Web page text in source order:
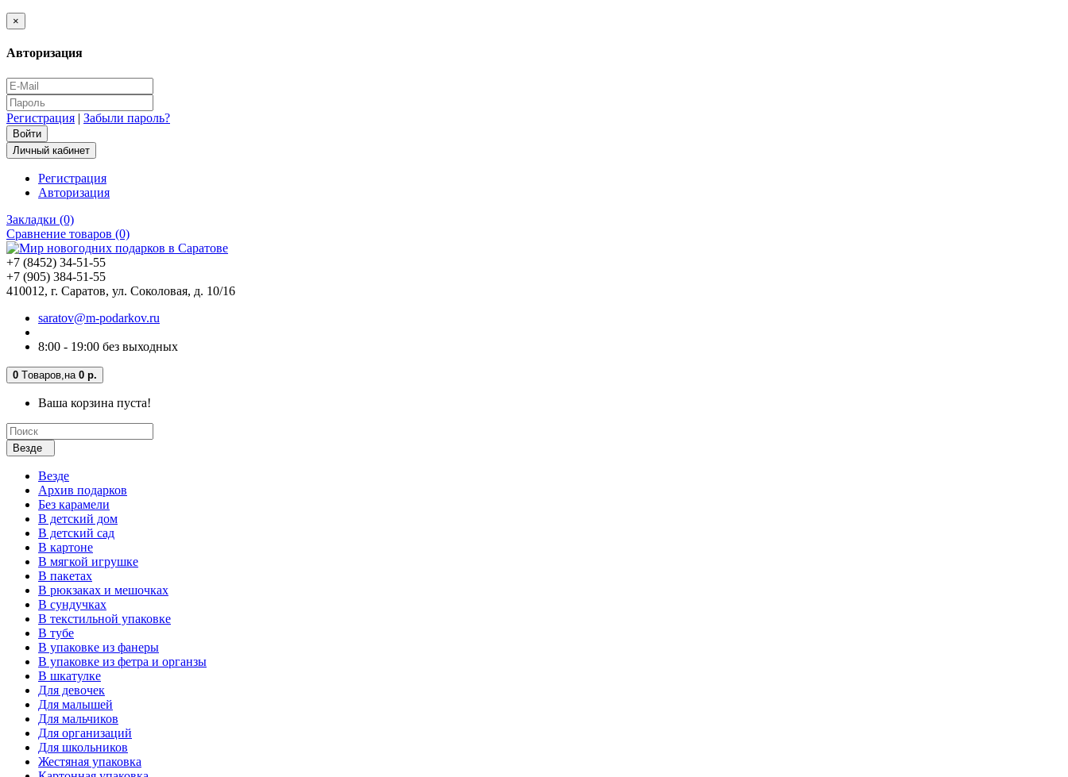
×
Авторизация
Регистрация | Забыли пароль?
Личный кабинет
Регистрация
Авторизация
Закладки (0)
Сравнение товаров (0)
+7 (8452) 34-51-55
+7 (905) 384-51-55
410012, г. Саратов, ул. Соколовая, д. 10/16
saratov@m-podarkov.ru
8:00 - 19:00 без выходных
0 Tоваров, на 0 р.
Ваша корзина пуста!
Везде
Везде
Архив подарков
Без карамели
В детский дом
В детский сад
В картоне
В мягкой игрушке
В пакетах
В рюкзаках и мешочках
В сундучках
В текстильной упаковке
В тубе
В упаковке из фанеры
В упаковке из фетра и органзы
В шкатулке
Для девочек
Для малышей
Для мальчиков
Для организаций
Для школьников
Жестяная упаковка